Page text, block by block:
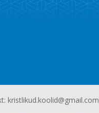
kristlikud.koolid@gmail.com